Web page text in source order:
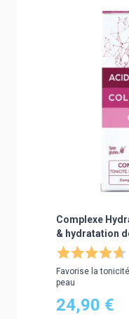
Complexe
& hydratation
Favorise la
peau
24,90 €